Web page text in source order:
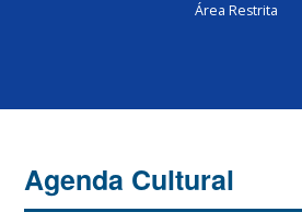
Área Restrita
Agenda Cultural